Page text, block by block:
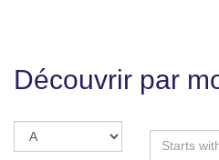
Découvrir par